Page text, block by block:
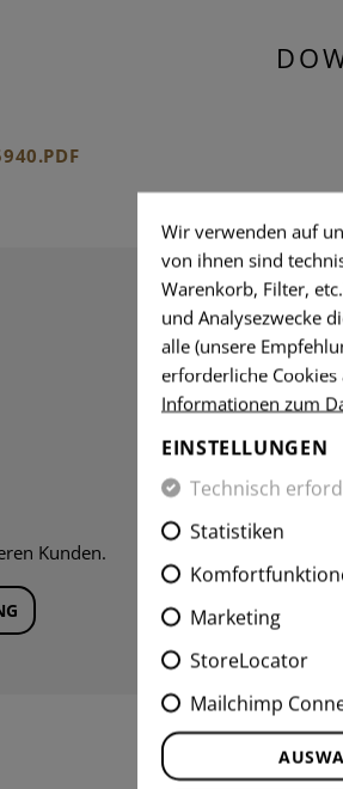
Kunden.
Keine
anderen.
Wir verwenden auf
von ihnen sind
Warenkorb, Filter,
und Analysezwecke
alle (unsere
erforderliche Cookies
Informationen zum
EINSTELLUNGEN
Technisch
Statistiken
Marketing
StoreLocator
Mailchimp